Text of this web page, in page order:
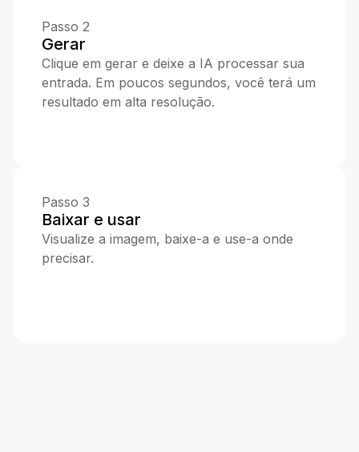
Passo 2
Gerar
Clique em gerar e deixe a IA processar sua
entrada. Em poucos segundos, você terá um
resultado em alta resolução.
Passo 3
Baixar e usar
Visualize a imagem, baixe-a e use-a onde
precisar.